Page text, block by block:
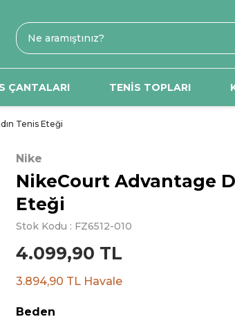
ÇANTALARI TENİS TOPLARI
Tenis Eteği
Nike
NikeCourt Advantage
Eteği
Stok Kodu : FZ6512-010
4.099,90 TL
3.894,90 TL Havale
Beden